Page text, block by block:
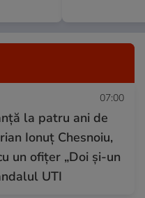
07:00
la patru ani de
Ionuț Chesnoiu,
un ofițer „Doi și-un
UTI